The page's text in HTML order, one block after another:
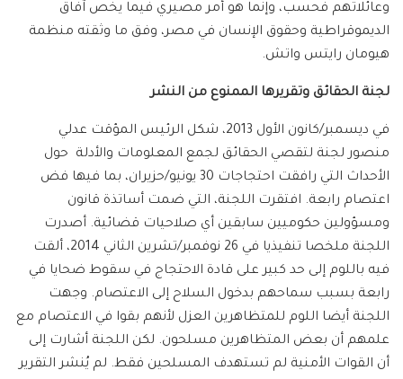
وعائلاتهم فحسب، وإنما هو أمر مصيري فيما يخص آفاق
الديموقراطية وحقوق الإنسان في مصر، وفق ما وثقته منظمة
هيومان رايتس واتش.
لجنة الحقائق وتقريرها الممنوع من النشر
في ديسمبر/كانون الأول 2013، شكل الرئيس المؤقت عدلي
منصور لجنة لتقصي الحقائق لجمع المعلومات والأدلة حول
الأحداث التي رافقت احتجاجات 30 يونيو/حزيران، بما فيها فض
اعتصام رابعة. افتقرت اللجنة، التي ضمت أساتذة قانون
ومسؤولين حكوميين سابقين أي صلاحيات قضائية. أصدرت
اللجنة ملخصا تنفيذيا في 26 نوفمبر/تشرين الثاني 2014، ألقت
فيه باللوم إلى حد كبير على قادة الاحتجاج في سقوط ضحايا في
رابعة بسبب سماحهم بدخول السلاح إلى الاعتصام. وجهت
اللجنة أيضا اللوم للمتظاهرين العزل لأنهم بقوا في الاعتصام مع
علمهم أن بعض المتظاهرين مسلحون. لكن اللجنة أشارت إلى
أن القوات الأمنية لم تستهدف المسلحين فقط. لم يُنشر التقرير